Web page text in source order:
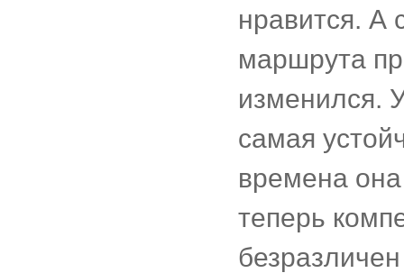
нравится. А
маршрута
изменился.
самая
времена
теперь